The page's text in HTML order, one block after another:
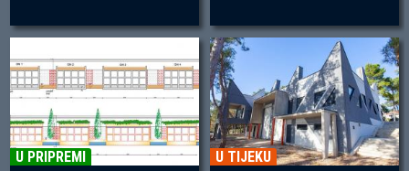
U PRIPREMI U TIJEKU